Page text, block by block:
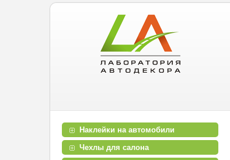
Наклейки на автомобили
Чехлы для салона